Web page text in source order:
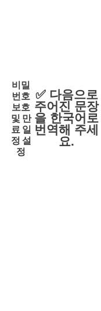
비밀
번호
보호
및 만
료 일
정 설
정
✅ 다음으로
주어진 문장
을 한국어로
번역해 주세
요.